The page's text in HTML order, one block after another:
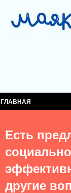
СЛУЖБА
СЛУЖБА
ГЛАВНАЯ
Есть
другие